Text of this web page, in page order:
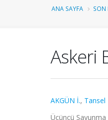
ANA SAYFA SON
Askeri
AKGÜN İ., Tansel
Üçüncü